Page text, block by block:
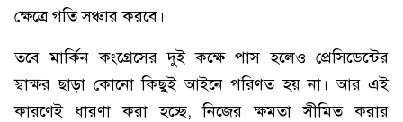
ক্ষেত্রে গতি সঞ্চার করবে।
তবে মার্কিন কংগ্রেসের দুই কক্ষে পাস হলেও প্রেসিডেন্টের
স্বাক্ষর ছাড়া কোনো কিছুই আইনে পরিণত হয় না। আর এই
কারণেই ধারণা করা হচ্ছে, নিজের ক্ষমতা সীমিত করার